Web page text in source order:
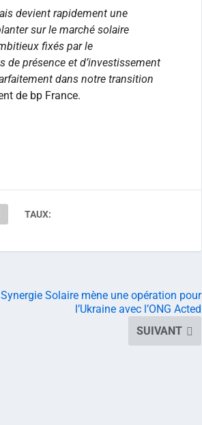
devient rapidement une
sur le marché solaire
fixés par le
de présence et d’investissement
dans notre transition
de bp France.
TAUX:
Synergie Solaire mène une opération pour
l’Ukraine avec l’ONG Acted
SUIVANT